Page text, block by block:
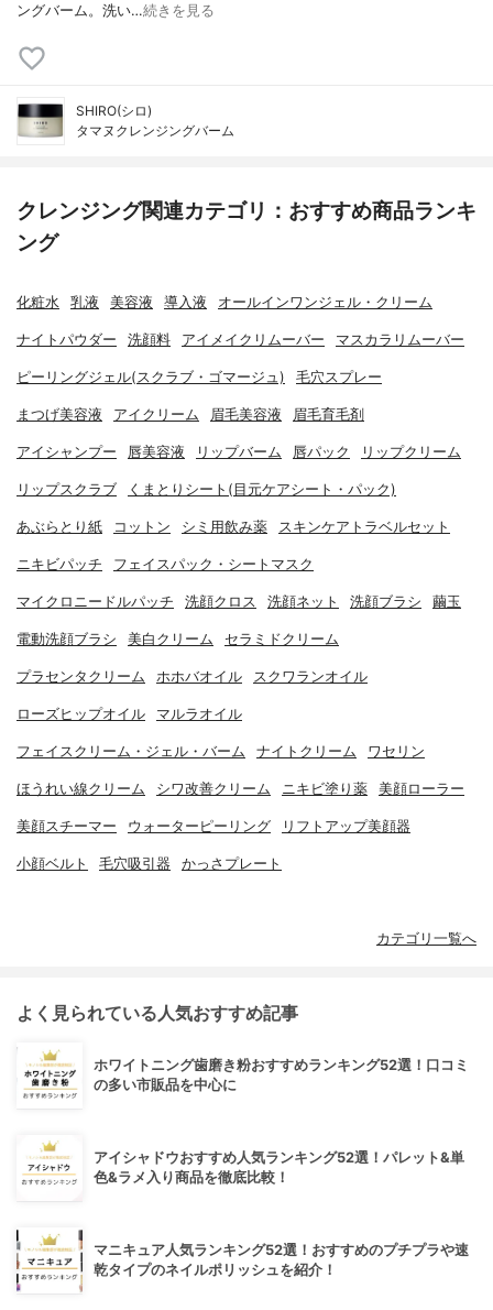
ングバーム。洗い…続きを見る
SHIRO(シロ)
タマヌクレンジングバーム
クレンジング関連カテゴリ：おすすめ商品ランキ
ング
化粧水 乳液 美容液 導入液 オールインワンジェル・クリーム
ナイトパウダー 洗顔料 アイメイクリムーバー マスカラリムーバー
ピーリングジェル(スクラブ・ゴマージュ) 毛穴スプレー
まつげ美容液 アイクリーム 眉毛美容液 眉毛育毛剤
アイシャンプー 唇美容液 リップバーム 唇パック リップクリーム
リップスクラブ くまとりシート(目元ケアシート・パック)
あぶらとり紙 コットン シミ用飲み薬 スキンケアトラベルセット
ニキビパッチ フェイスパック・シートマスク
マイクロニードルパッチ 洗顔クロス 洗顔ネット 洗顔ブラシ 繭玉
電動洗顔ブラシ 美白クリーム セラミドクリーム
プラセンタクリーム ホホバオイル スクワランオイル
ローズヒップオイル マルラオイル
フェイスクリーム・ジェル・バーム ナイトクリーム ワセリン
ほうれい線クリーム シワ改善クリーム ニキビ塗り薬 美顔ローラー
美顔スチーマー ウォーターピーリング リフトアップ美顔器
小顔ベルト 毛穴吸引器 かっさプレート
カテゴリ一覧へ
よく見られている人気おすすめ記事
ホワイトニング歯磨き粉おすすめランキング52選！口コミ
の多い市販品を中心に
アイシャドウおすすめ人気ランキング52選！パレット&単
色&ラメ入り商品を徹底比較！
マニキュア人気ランキング52選！おすすめのプチプラや速
乾タイプのネイルポリッシュを紹介！